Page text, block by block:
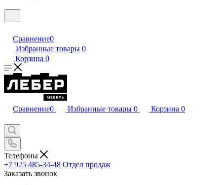
Сравнение0
Избранные товары 0
Корзина 0
Сравнение0 Избранные товары 0 Корзина 0
Телефоны
+7 925 485-34-48 Отдел продаж
Заказать звонок